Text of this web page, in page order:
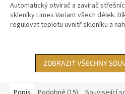
Automatický otvírač a zavírač
skleníky Limes Variant všech délek.
regulovat teplotu uvnitř skleníku a
ZOBRAZIT VŠECHNY